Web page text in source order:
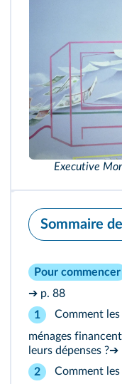
Executive
Sommaire
Pour commencer
➔ p. 88
1
Comment les
ménages
leurs dépenses ?➔
2
Comment les